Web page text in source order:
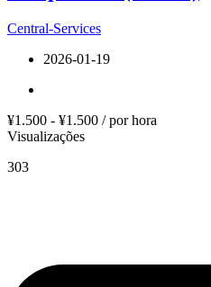
Central-Services
2026-01-19
¥1.500 - ¥1.500 / por hora
Visualizações
303